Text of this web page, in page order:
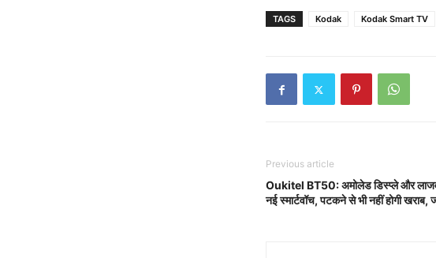
TAGS Kodak Kodak Smart TV
Previous article
Oukitel BT50: अमोलेड डिस्प्ले और
नई स्मार्टवॉच, पटकने से भी नहीं होगी खराब,